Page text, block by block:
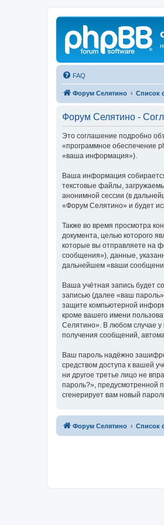
FAQ
Форум Селятино Список
Форум Селятино -
Это соглашение подробно
«программное обеспечение
«ваша информация»).
Ваша информация
текстовые файлы,
анонимной сессии (в
«Форум Селятино» и будет
Также во время просмотра
документа, целью которого
которые вы отправляете на
сообщения»), данные,
дальнейшем «ваши
Ваша учётная запись будет
записью (далее «ваш
защите компьютерной
кроме вашего имени
Селятино». В любом случае у
получения сообщений,
Ваш пароль надёжно
средством доступа к вашей
ни другое третье лицо не
пароль?», предусмотренной
сгенерирует вам новый
Форум Селятино Список